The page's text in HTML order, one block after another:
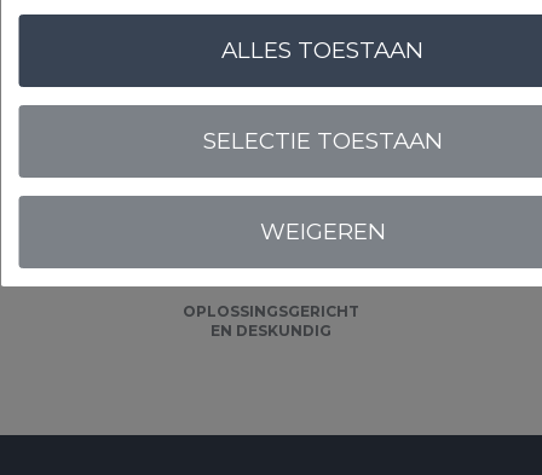
LOGIN VOOR PRIJS
Onzegaranties
OPLOSSINGSGERICHT
EN DESKUNDIG
WEIGEREN
SELECTIE TOESTAAN
ALLES TOESTAAN